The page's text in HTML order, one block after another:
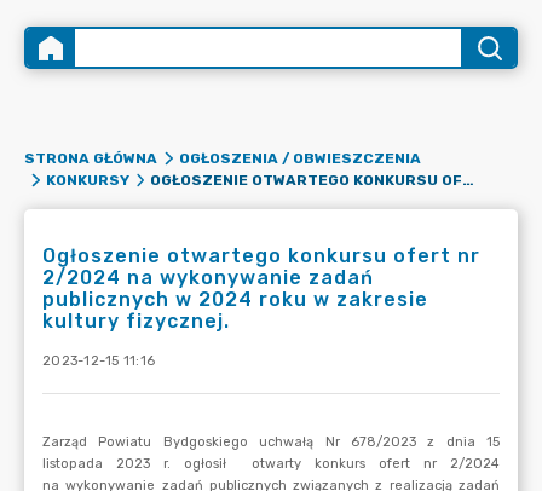
STRONA GŁÓWNA
OGŁOSZENIA / OBWIESZCZENIA
KONKURSY
OGŁOSZENIE OTWARTEGO KONKURSU OFERT NR 2/2024 NA WYKONYWANIE ZADAŃ PUBLICZNYCH W 2024 ROKU W ZAKRESIE KULTURY FIZYCZNEJ.
Ogłoszenie otwartego konkursu ofert nr
2/2024 na wykonywanie zadań
publicznych w 2024 roku w zakresie
kultury fizycznej.
2023-12-15 11:16